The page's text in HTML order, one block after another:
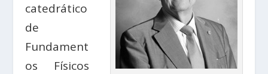
catedrático
de
Fundament
os Físicos